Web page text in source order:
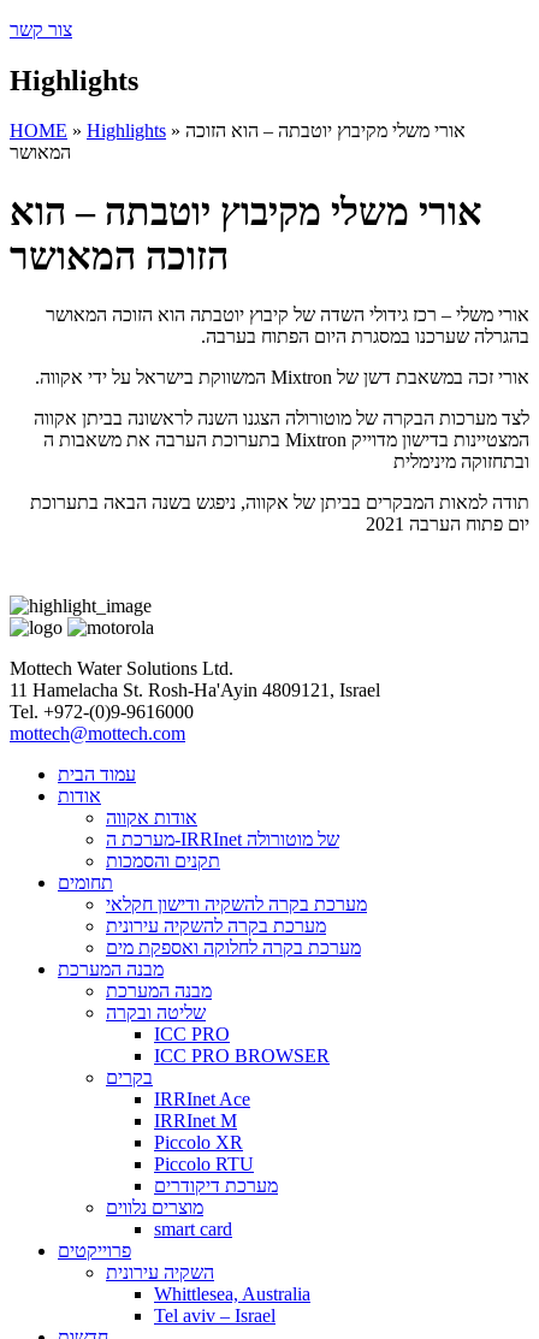
צור קשר
Highlights
HOME » Highlights » אורי משלי מקיבוץ יוטבתה – הוא הזוכה
המאושר
אורי משלי מקיבוץ יוטבתה – הוא
הזוכה המאושר
אורי משלי – רכז גידולי השדה של קיבוץ יוטבתה הוא הזוכה המאושר
בהגרלה שערכנו במסגרת היום הפתוח בערבה.
אורי זכה במשאבת דשן של Mixtron המשווקת בישראל על ידי אקווה.
לצד מערכות הבקרה של מוטורולה הצגנו השנה לראשונה בביתן אקווה
בתערוכת הערבה את משאבות ה Mixtron המצטיינות בדישון מדוייק
ובתחזוקה מינימלית
תודה למאות המבקרים בביתן של אקווה, ניפגש בשנה הבאה בתערוכת
יום פתוח הערבה 2021
Mottech Water Solutions Ltd.
11 Hamelacha St. Rosh-Ha'Ayin 4809121, Israel
Tel. +972-(0)9-9616000
mottech@mottech.com
עמוד הבית
אודות
אודות אקווה
מערכת ה-IRRInet של מוטורולה
תקנים והסמכות
תחומים
מערכת בקרה להשקיה ודישון חקלאי
מערכת בקרה להשקיה עירונית
מערכת בקרה לחלוקה ואספקת מים
מבנה המערכת
מבנה המערכת
שליטה ובקרה
ICC PRO
ICC PRO BROWSER
בקרים
IRRInet Ace
IRRInet M
Piccolo XR
Piccolo RTU
מערכת דיקודרים
מוצרים נלווים
smart card
פרוייקטים
השקיה עירונית
Whittlesea, Australia
Tel aviv – Israel